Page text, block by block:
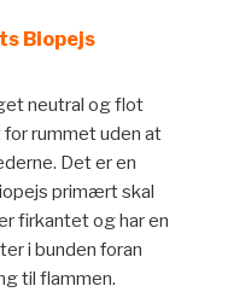
Biopejs
neutral og flot
rummet uden at
Det er en
primært skal
firkantet og har en
i bunden foran
til flammen.